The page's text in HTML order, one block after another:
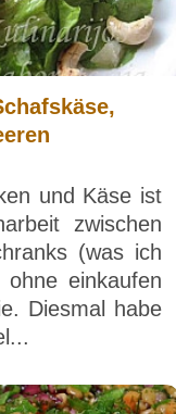
und Käse ist
zwischen
(was ich
einkaufen
Diesmal habe